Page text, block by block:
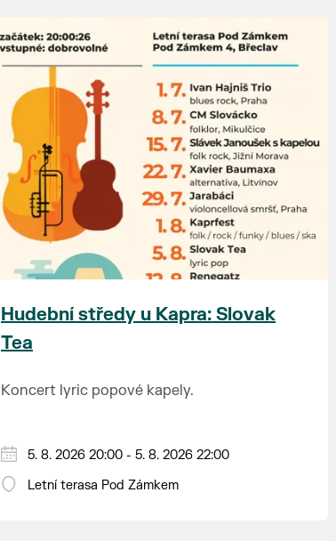
Hudební středy u Kapra: Slovak
Tea
Koncert lyric popové kapely.
5. 8. 2026 20:00 - 5. 8. 2026 22:00
Letní terasa Pod Zámkem